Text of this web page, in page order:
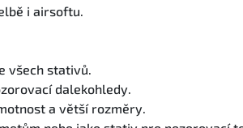
i airsoftu.
všech stativů.
dalekohledy.
a větší rozměry.